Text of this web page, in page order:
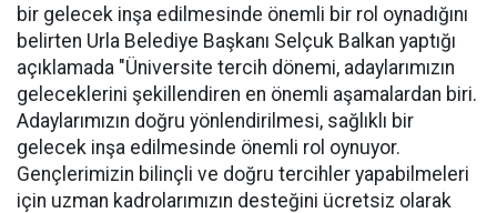
bir gelecek inşa edilmesinde önemli bir rol oynadığını
belirten Urla Belediye Başkanı Selçuk Balkan yaptığı
açıklamada "Üniversite tercih dönemi, adaylarımızın
geleceklerini şekillendiren en önemli aşamalardan biri.
Adaylarımızın doğru yönlendirilmesi, sağlıklı bir
gelecek inşa edilmesinde önemli rol oynuyor.
Gençlerimizin bilinçli ve doğru tercihler yapabilmeleri
için uzman kadrolarımızın desteğini ücretsiz olarak